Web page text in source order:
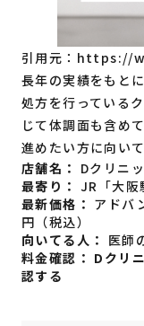
引用元： https://
長年の実績をもと
処方を行っている
じて体調面も含め
進めたい方に向いて
店舗名： Dクリニ
最寄り： JR「大阪
最新価格： アドバ
円（税込）
向いてる人： 医師
料金確認： Dクリ
認する